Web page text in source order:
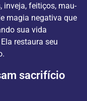
inveja, feitiços, mau-
magia negativa que
sua vida
restaura seu
sacrifício